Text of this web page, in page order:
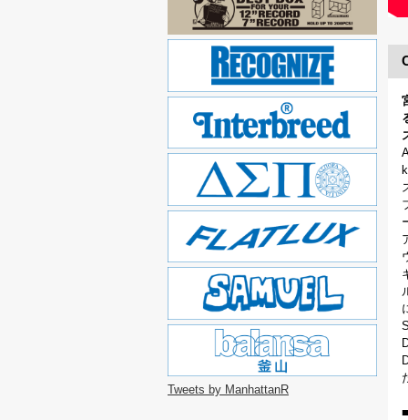
Tweets by ManhattanR